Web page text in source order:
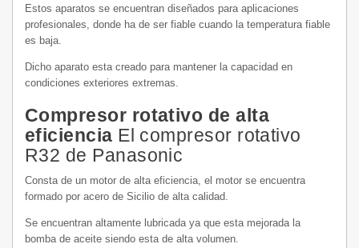
Estos aparatos se encuentran diseñados para aplicaciones
profesionales, donde ha de ser fiable cuando la temperatura fiable
es baja.
Dicho aparato esta creado para mantener la capacidad en
condiciones exteriores extremas.
Compresor rotativo de alta
eficiencia El compresor rotativo
R32 de Panasonic
Consta de un motor de alta eficiencia, el motor se encuentra
formado por acero de Sicilio de alta calidad.
Se encuentran altamente lubricada ya que esta mejorada la
bomba de aceite siendo esta de alta volumen.